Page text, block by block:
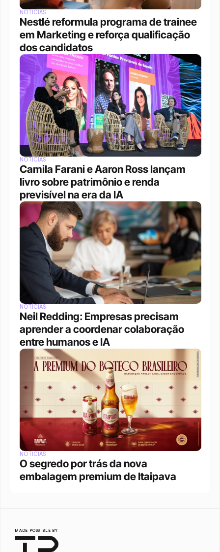
NOTÍCIAS
Nestlé reformula programa de trainee
em Marketing e reforça qualificação
dos candidatos
NOTÍCIAS
Camila Farani e Aaron Ross lançam
livro sobre patrimônio e renda
previsível na era da IA
NOTÍCIAS
Neil Redding: Empresas precisam
aprender a coordenar colaboração
entre humanos e IA
NOTÍCIAS
O segredo por trás da nova
embalagem premium de Itaipava
MADE POSSIBLE BY